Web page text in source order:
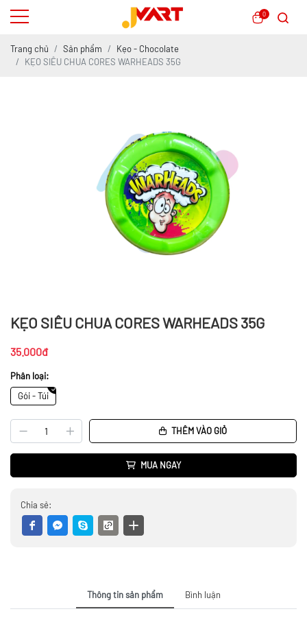
0
Trang chủ Sản phẩm
Kẹo - Chocolate
KẸO SIÊU CHUA CORES WARHEADS 35G
KẸO SIÊU CHUA CORES WARHEADS 35G
35.000đ
Phân loại:
Gói - Túi
THÊM VÀO GIỎ
MUA NGAY
Chia sẻ:
Thông tin sản phẩm Bình luận